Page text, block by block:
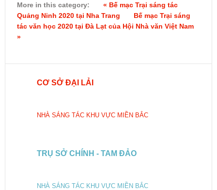
More in this category:
« Bế mạc Trại sáng tác
Quảng Ninh 2020 tại Nha Trang
Bế mạc Trại sáng
tác văn học 2020 tại Đà Lạt của Hội Nhà văn Việt Nam
»
CƠ SỞ ĐẠI LẢI
NHÀ SÁNG TÁC KHU VỰC MIỀN BẮC
TRỤ SỞ CHÍNH - TAM ĐẢO
NHÀ SÁNG TÁC KHU VỰC MIỀN BẮC